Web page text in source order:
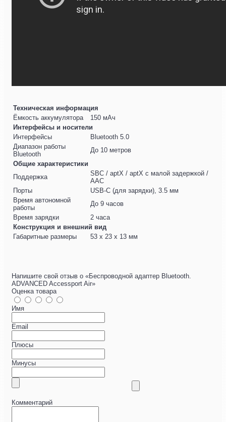
Техническая информация
Ёмкость аккумулятора
150 мАч
Интерфейсы и носители
Интерфейсы
Bluetooth 5.0
Диапазон работы
Bluetooth
До 10 метров
Общие характеристики
Поддержка
SBC / aptX / aptX с малой задержкой /
AAC
Порты
USB-C (для зарядки), 3.5 мм
Время автономной
работы
До 9 часов
Время зарядки
2 часа
Конструкция и внешний вид
Габаритные размеры
53 х 23 х 13 мм
Напишите свой отзыв о «Беспроводной адаптер Bluetooth.
ADVANCED Accessport Air»
Оценка товара
Имя
Email
Плюсы
Минусы
Комментарий